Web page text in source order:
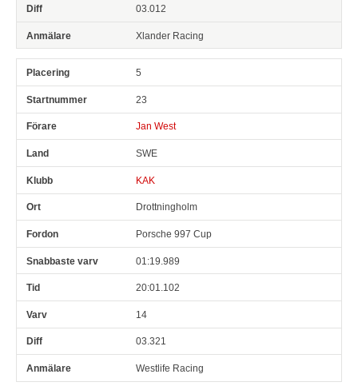
03.012
Xlander Racing
5
23
Jan West
SWE
KAK
Drottningholm
Porsche 997 Cup
01:19.989
20:01.102
14
03.321
Westlife Racing